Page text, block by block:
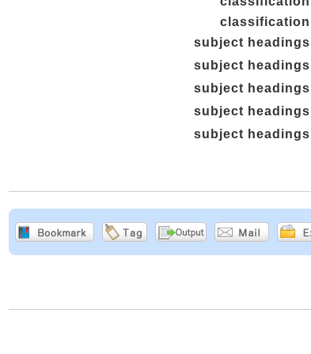
classification
subject headings
subject headings
subject headings
subject headings
subject headings